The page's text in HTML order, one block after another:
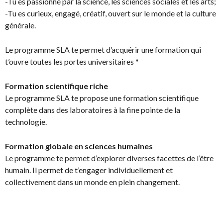
-Tu es curieux, engagé, créatif, ouvert sur le monde et la culture
générale.
Le programme SLA te permet d’acquérir une formation qui
t’ouvre toutes les portes universitaires *
Formation scientifique riche
Le programme SLA te propose une formation scientifique
complète dans des laboratoires à la fine pointe de la
technologie.
Formation globale en sciences humaines
Le programme te permet d’explorer diverses facettes de l’être
humain. Il permet de t’engager individuellement et
collectivement dans un monde en plein changement.